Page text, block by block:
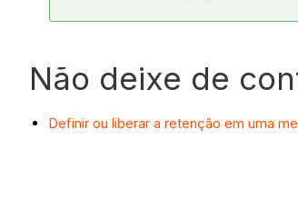
Não deixe de
Definir ou liberar a retenção em uma